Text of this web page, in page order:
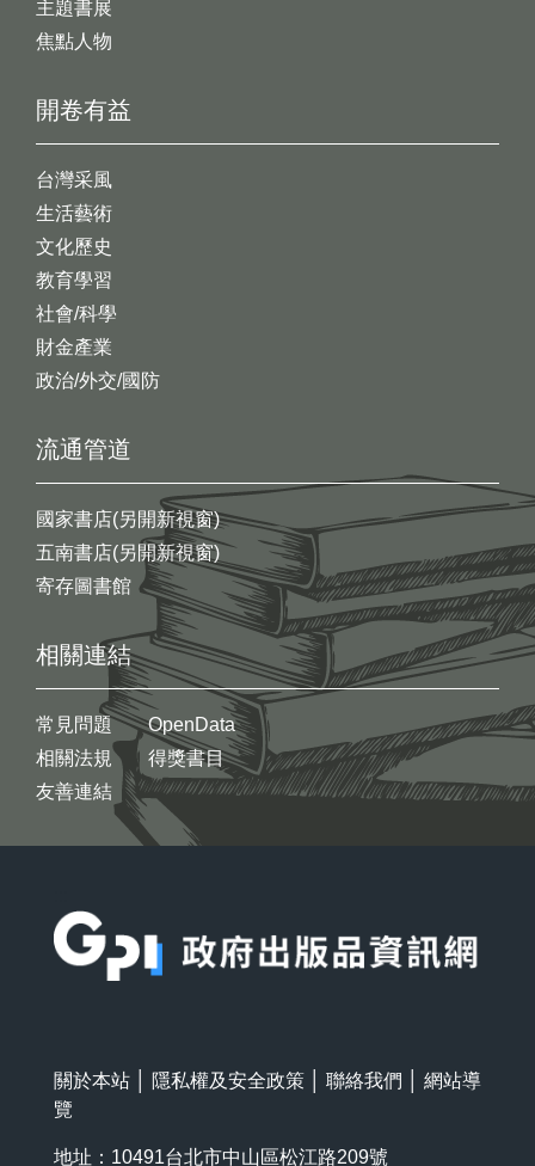
開卷有益
台灣采風
生活藝術
文化歷史
教育學習
社會/科學
財金產業
政治/外交/國防
主題書展
焦點人物
流通管道
國家書店(另開新視窗)
五南書店(另開新視窗)
寄存圖書館
相關連結
常見問題
相關法規
友善連結
OpenData
得獎書目
關於本站 隱私權及安全政策 聯絡我們
網站導
覽
地址：10491台北市中山區松江路209號